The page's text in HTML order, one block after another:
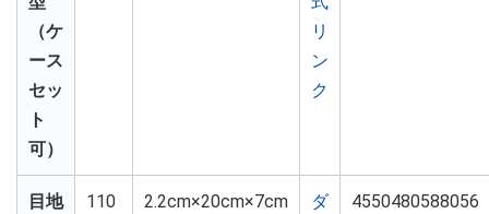
（ケ
ース
セッ
ト
可）
リ
ン
ク
目地
110
2.2cm×20cm×7cm
ダ
4550480588056